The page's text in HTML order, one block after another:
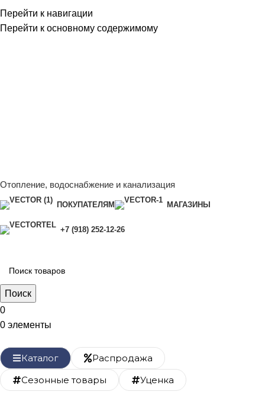
Перейти к навигации
Перейти к основному содержимому
Отопление, водоснабжение и канализация
ПОКУПАТЕЛЯМ МАГАЗИНЫ
+7 (918) 252-12-26
Поиск
0
0 элементы
Каталог
Распродажа
Сезонные товары
Уценка